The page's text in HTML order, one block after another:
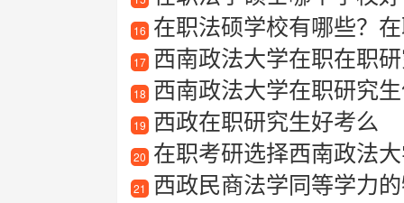
16 在职法硕学校有哪些？
17 西南政法大学在职在职
18 西南政法大学在职研究生值
19 西政在职研究生好考么
20 在职考研选择西南政法
21
西政民商法学同等学力